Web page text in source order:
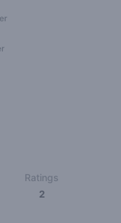
Ratings
2